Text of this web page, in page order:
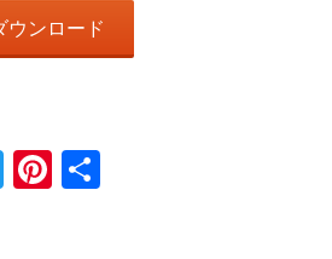
ウンロード
T
Pi